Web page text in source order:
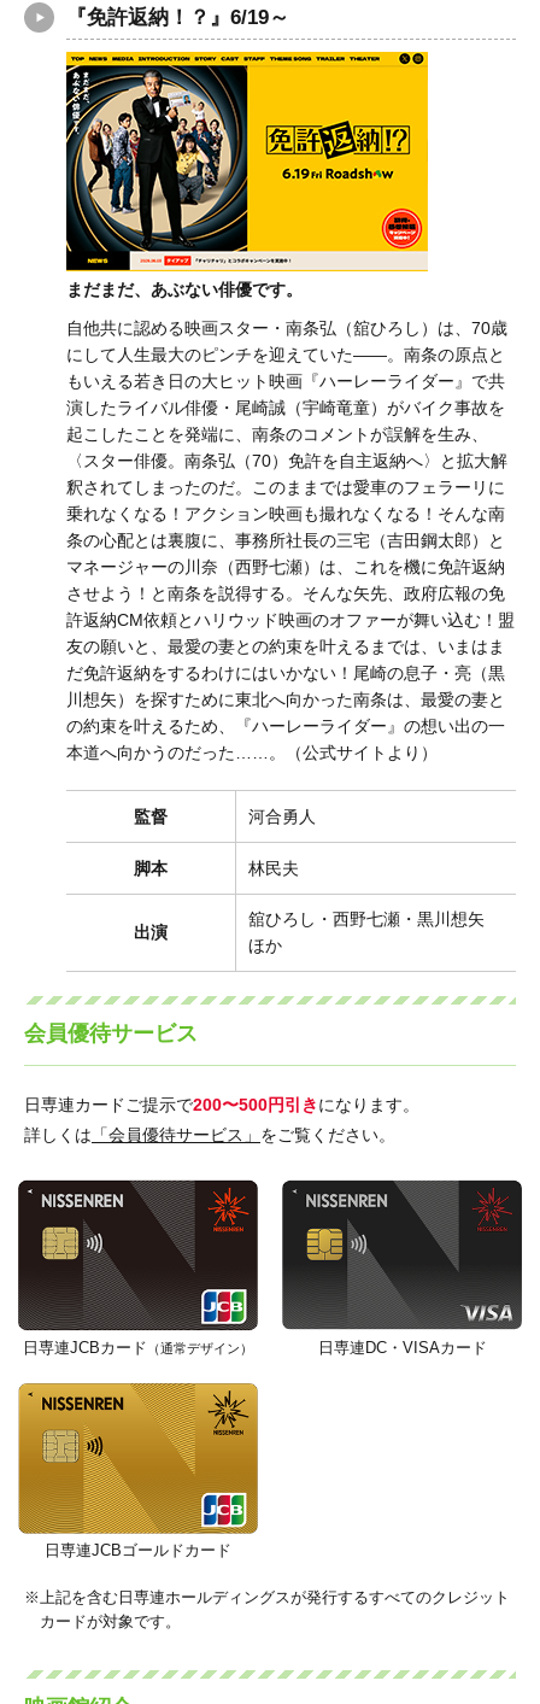
『免許返納！？』6/19～
まだまだ、あぶない俳優です。
自他共に認める映画スター・南条弘（舘ひろし）は、70歳
にして人生最大のピンチを迎えていた——。南条の原点と
もいえる若き日の大ヒット映画『ハーレーライダー』で共
演したライバル俳優・尾崎誠（宇崎竜童）がバイク事故を
起こしたことを発端に、南条のコメントが誤解を生み、
〈スター俳優。南条弘（70）免許を自主返納へ〉と拡大解
釈されてしまったのだ。このままでは愛車のフェラーリに
乗れなくなる！アクション映画も撮れなくなる！そんな南
条の心配とは裏腹に、事務所社長の三宅（吉田鋼太郎）と
マネージャーの川奈（西野七瀬）は、これを機に免許返納
させよう！と南条を説得する。そんな矢先、政府広報の免
許返納CM依頼とハリウッド映画のオファーが舞い込む！盟
友の願いと、最愛の妻との約束を叶えるまでは、いまはま
だ免許返納をするわけにはいかない！尾崎の息子・亮（黒
川想矢）を探すために東北へ向かった南条は、最愛の妻と
の約束を叶えるため、『ハーレーライダー』の想い出の一
本道へ向かうのだった……。（公式サイトより）
監督 河合勇人
脚本 林民夫
出演
舘ひろし・西野七瀬・黒川想矢
ほか
会員優待サービス
日専連カードご提示で200〜500円引きになります。
詳しくは 「会員優待サービス」 をご覧ください。
日専連JCBカード （通常デザイン） 日専連DC・VISAカード
日専連JCBゴールドカード
上記を含む日専連ホールディングスが発行するすべてのクレジット
カードが対象です。